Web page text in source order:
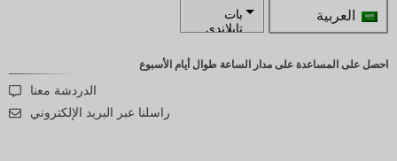
العربية
بات
تايلاندي
زار
احصل على المساعدة على مدار الساعة طوال أيام الأسبوع
الدردشة معنا
راسلنا عبر البريد الإلكتروني